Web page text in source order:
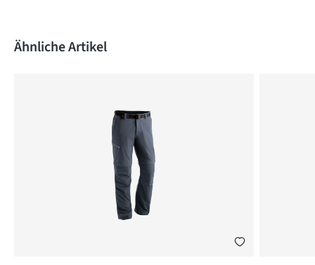
Produktgalerie überspringen
Ähnliche Artikel